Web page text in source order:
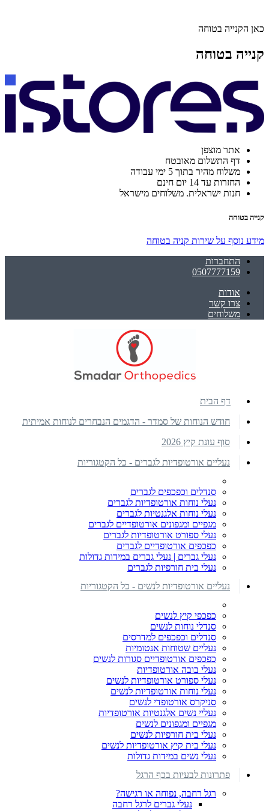
כאן הקנייה בטוחה
קנייה בטוחה
אתר מוצפן
דף התשלום מאובטח
משלוח מהיר בתוך 5 ימי עבודה
החזרות עד 14 יום חינם
חנות ישראלית. משלוחים מישראל
קנייה בטוחה
מידע נוסף על שירות קניה בטוחה
התחברות
0507777159
אודות
צרו קשר
משלוחים
דף הבית
חודש הנוחות של סמדר - הדגמים הנבחרים לנוחות אמיתית
סוף עונת קיץ 2026
נעליים אורטופדיות לגברים - כל הקטגוריות
סנדלים וכפכפים לגברים
נעלי נוחות אורטופדיות לגברים
נעלי נוחות אלגנטיות לגברים
מגפיים ומגפונים אורטופדיים לגברים
נעלי ספורט אורטופדיות לגברים
כפכפים אורטופדיים לגברים
נעלי גברים | נעלי גברים במידות גדולות
נעלי בית חורפיות לגברים
נעליים אורטופדיות לנשים - כל הקטגוריות
כפכפי קיץ לנשים
סנדלי נוחות לנשים
סנדלים וכפכפים למדרסים
נעליים שטוחות אנטומיות
כפכפים אורטופדיים סגורות לנשים
נעלי בובה אורטופדיות
נעלי ספורט אורטופדיות לנשים
נעלי נוחות אורטופדיות לנשים
סניקרס אורטופדי לנשים
נעליי נשים אלגנטיות אורטופדיות
מגפיים ומגפונים לנשים
נעלי בית חורפיות לנשים
נעלי בית קיץ אורטופדיות לנשים
נעלי נשים במידות גדולות
פתרונות לבעיות בכף הרגל
רגל רחבה, נפוחה או רגישה?
נעלי גברים לרגל רחבה